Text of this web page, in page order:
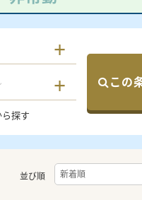
探す
この
並び順